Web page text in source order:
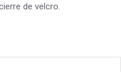
de velcro.